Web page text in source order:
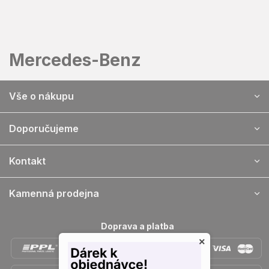
Mercedes-Benz
p
Vše o nákupu
Doporučujeme
Kontakt
Kamenná prodejna
Doprava a platba
×